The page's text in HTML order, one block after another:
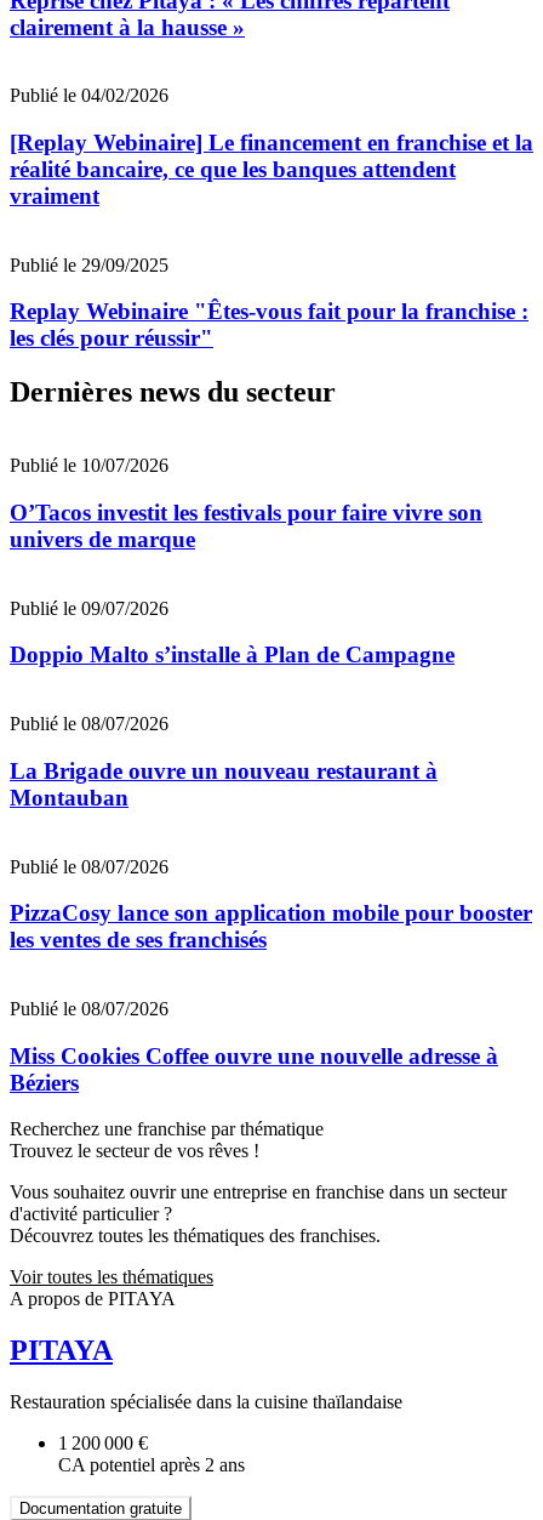
clairement à la hausse »
Publié le 04/02/2026
[Replay Webinaire] Le financement en franchise et la
réalité bancaire, ce que les banques attendent
vraiment
Publié le 29/09/2025
Replay Webinaire "Êtes-vous fait pour la franchise :
les clés pour réussir"
Dernières news du secteur
Publié le 10/07/2026
O’Tacos investit les festivals pour faire vivre son
univers de marque
Publié le 09/07/2026
Doppio Malto s’installe à Plan de Campagne
Publié le 08/07/2026
La Brigade ouvre un nouveau restaurant à
Montauban
Publié le 08/07/2026
PizzaCosy lance son application mobile pour booster
les ventes de ses franchisés
Publié le 08/07/2026
Miss Cookies Coffee ouvre une nouvelle adresse à
Béziers
Recherchez une franchise par thématique
Trouvez le secteur de vos rêves !
Vous souhaitez ouvrir une entreprise en franchise dans un secteur
d'activité particulier ?
Découvrez toutes les thématiques des franchises.
Voir toutes les thématiques
A propos de PITAYA
PITAYA
Restauration spécialisée dans la cuisine thaïlandaise
1 200 000 €
CA potentiel après 2 ans
Documentation gratuite